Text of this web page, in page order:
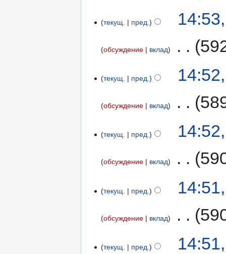
текущ. пред.
обсуждение вклад
текущ. пред.
обсуждение вклад
текущ. пред.
обсуждение вклад
текущ. пред.
обсуждение вклад
текущ. пред.